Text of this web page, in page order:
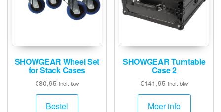
SHOWGEAR Wheel Set
for Stack Cases
€80,95 incl. btw
Bestel
SHOWGEAR Turntable
Case 2
€141,95 incl. btw
Meer info